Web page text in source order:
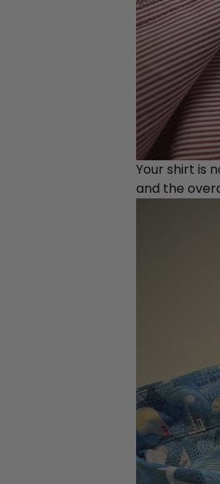
Your shirt is
and the